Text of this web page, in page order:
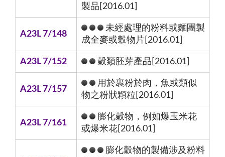
製品[2016.01]
A23L 7/148
未經處理的粉料或麵團製
成全麥或穀物片[2016.01]
A23L 7/152 穀類胚芽產品[2016.01]
A23L 7/157
用於裹粉於肉，魚或類似
物之粉狀顆粒[2016.01]
A23L 7/161
膨化穀物，例如爆玉米花
或爆米花[2016.01]
膨化穀物的製備涉及粉料